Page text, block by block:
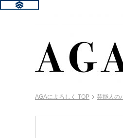
AGAによろしく TOP 芸能人の